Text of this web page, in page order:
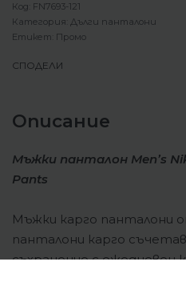
FN7693-121
Категория: Дълги панталони
Етикет: Промо
СПОДЕЛИ
Описание
Мъжки панталон Men’s
Pants
Мъжки карго панталони
панталони карго
съхранение с ежедневен